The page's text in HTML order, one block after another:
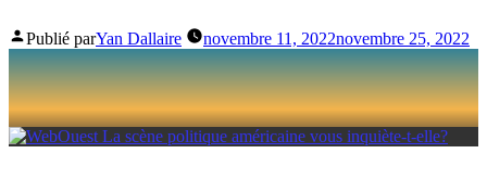
Publié parYan Dallaire novembre 11, 2022novembre 25, 2022